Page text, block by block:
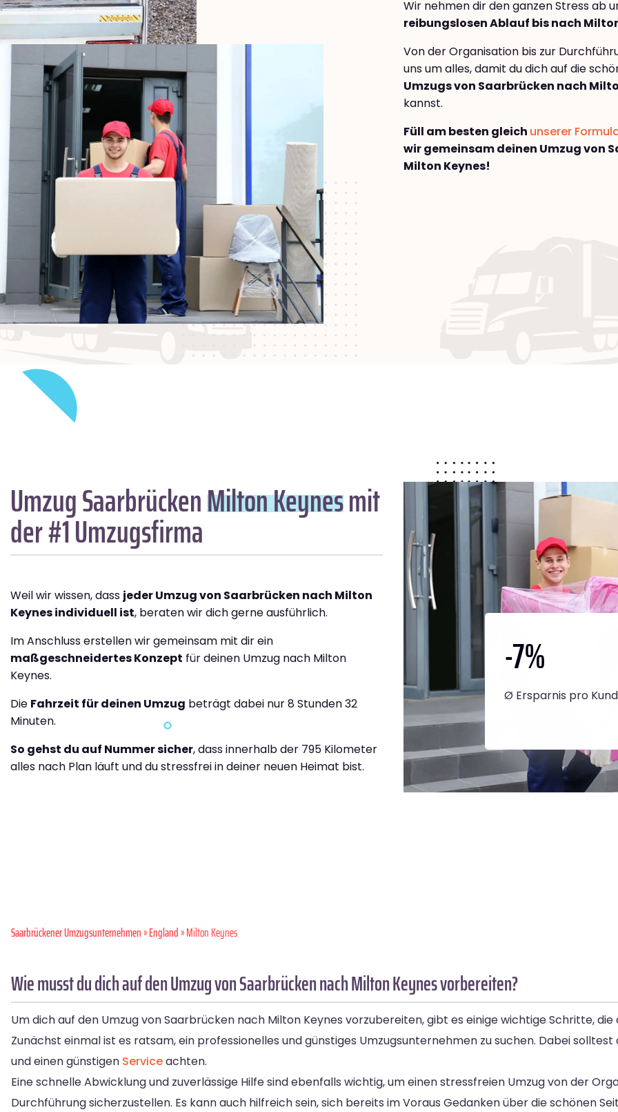
Wir nehmen dir den ganzen Stress ab
reibungslosen Ablauf bis nach
Von der Organisation bis zur
uns um alles, damit du dich auf die
Umzugs von Saarbrücken nach
kannst.
Füll am besten gleich unserer
wir gemeinsam deinen Umzug von
Milton Keynes!
Umzug SaarbrückenMilton Keynesmit
der #1 Umzugsfirma
Weil wir wissen, dass jeder Umzug von Saarbrücken nach Milton
Keynes individuell ist, beraten wir dich gerne ausführlich.
Im Anschluss erstellen wir gemeinsam mit dir ein
maßgeschneidertes Konzept für deinen Umzug nach Milton
Keynes.
Die Fahrzeit für deinen Umzug beträgt dabei nur 8 Stunden 32
Minuten.
So gehst du auf Nummer sicher, dass innerhalb der 795 Kilometer
alles nach Plan läuft und du stressfrei in deiner neuen Heimat bist.
-7%
Ø Ersparnis pro
Saarbrückener Umzugsunternehmen»England» Milton Keynes
Wie musst du dich auf den Umzug von Saarbrücken nach Milton Keynes vorbereiten?
Um dich auf den Umzug von Saarbrücken nach Milton Keynes vorzubereiten, gibt es einige wichtige Schritte,
Zunächst einmal ist es ratsam, ein professionelles und günstiges Umzugsunternehmen zu suchen. Dabei
und einen günstigen Serviceachten.
Eine schnelle Abwicklung und zuverlässige Hilfe sind ebenfalls wichtig, um einen stressfreien Umzug von der
Durchführung sicherzustellen. Es kann auch hilfreich sein, sich bereits im Voraus Gedanken über die schönen